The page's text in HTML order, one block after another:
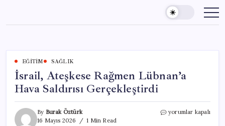
content
EĞITIM SAĞLIK
İsrail, Ateşkese Rağmen Lübnan’a
Hava Saldırısı Gerçekleştirdi
By Burak Öztürk
16 Mayıs 2026
1 Min Read
İsrail,
yorumlar kapalı